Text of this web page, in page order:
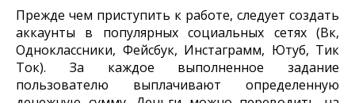
Прежде чем приступить к работе, следует создать
аккаунты в популярных социальных сетях (Вк,
Одноклассники, Фейсбук, Инстаграмм, Ютуб, Тик
Ток). За каждое выполненное задание
пользователю выплачивают определенную